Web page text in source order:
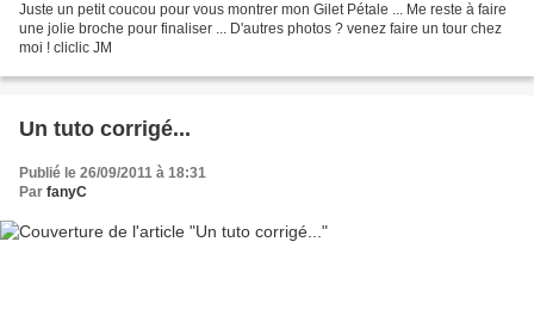
Juste un petit coucou pour vous montrer mon Gilet Pétale ... Me reste à faire
une jolie broche pour finaliser ... D'autres photos ? venez faire un tour chez
moi ! cliclic JM
Un tuto corrigé...
Publié le 26/09/2011 à 18:31
Par fanyC